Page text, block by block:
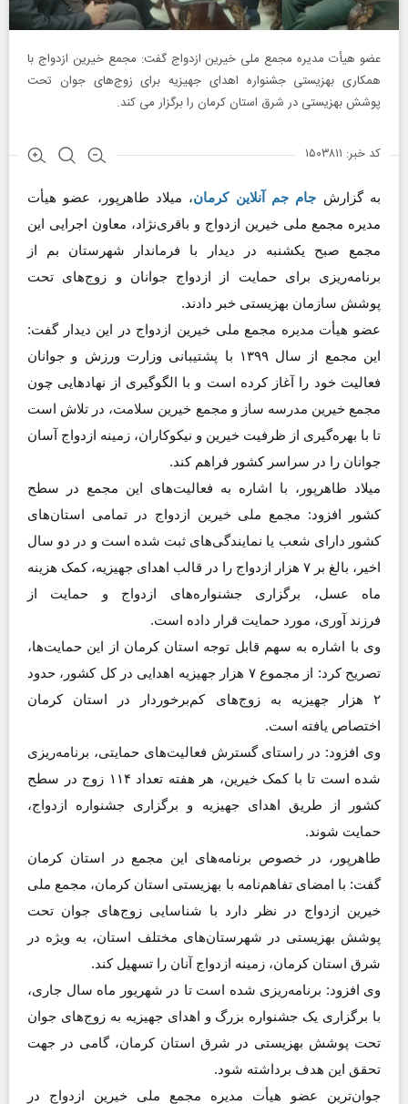
عضو هیأت مدیره مجمع ملی خیرین ازدواج گفت: مجمع خیرین ازدواج با
همکاری بهزیستی جشنواره اهدای جهیزیه برای زوج‌های جوان تحت
پوشش بهزیستی در شرق استان کرمان را برگزار می کند.
کد خبر: ۱۵۰۳۸۱۱
به گزارش جام جم آنلاین کرمان، میلاد طاهرپور، عضو هیأت
مدیره مجمع ملی خیرین ازدواج و باقری‌نژاد، معاون اجرایی این
مجمع صبح یکشنبه در دیدار با فرماندار شهرستان بم از
برنامه‌ریزی برای حمایت از ازدواج جوانان و زوج‌های تحت
پوشش سازمان بهزیستی خبر دادند.
عضو هیأت مدیره مجمع ملی خیرین ازدواج در این دیدار گفت:
این مجمع از سال ۱۳۹۹ با پشتیبانی وزارت ورزش و جوانان
فعالیت خود را آغاز کرده است و با الگوگیری از نهادهایی چون
مجمع خیرین مدرسه ساز و مجمع خیرین سلامت، در تلاش است
تا با بهره‌گیری از ظرفیت خیرین و نیکوکاران، زمینه ازدواج آسان
جوانان را در سراسر کشور فراهم کند.
میلاد طاهرپور، با اشاره به فعالیت‌های این مجمع در سطح
کشور افزود: مجمع ملی خیرین ازدواج در تمامی استان‌های
کشور دارای شعب یا نمایندگی‌های ثبت شده است و در دو سال
اخیر، بالغ بر ۷ هزار ازدواج را در قالب اهدای جهیزیه، کمک هزینه
ماه عسل، برگزاری جشنواره‌های ازدواج و حمایت از
فرزند آوری، مورد حمایت قرار داده است.
وی با اشاره به سهم قابل توجه استان کرمان از این حمایت‌ها،
تصریح کرد: از مجموع ۷ هزار جهیزیه اهدایی در کل کشور، حدود
۲ هزار جهیزیه به زوج‌های کم‌برخوردار در استان کرمان
اختصاص یافته است.
وی افزود: در راستای گسترش فعالیت‌های حمایتی، برنامه‌ریزی
شده است تا با کمک خیرین، هر هفته تعداد ۱۱۴ زوج در سطح
کشور از طریق اهدای جهیزیه و برگزاری جشنواره ازدواج،
حمایت شوند.
طاهرپور، در خصوص برنامه‌های این مجمع در استان کرمان
گفت: با امضای تفاهم‌نامه با بهزیستی استان کرمان، مجمع ملی
خیرین ازدواج در نظر دارد با شناسایی زوج‌های جوان تحت
پوشش بهزیستی در شهرستان‌های مختلف استان، به ویژه در
شرق استان کرمان، زمینه ازدواج آنان را تسهیل کند.
وی افزود: برنامه‌ریزی شده است تا در شهریور ماه سال جاری،
با برگزاری یک جشنواره بزرگ و اهدای جهیزیه به زوج‌های جوان
تحت پوشش بهزیستی در شرق استان کرمان، گامی در جهت
تحقق این هدف برداشته شود.
جوان‌ترین عضو هیأت مدیره مجمع ملی خیرین ازدواج در